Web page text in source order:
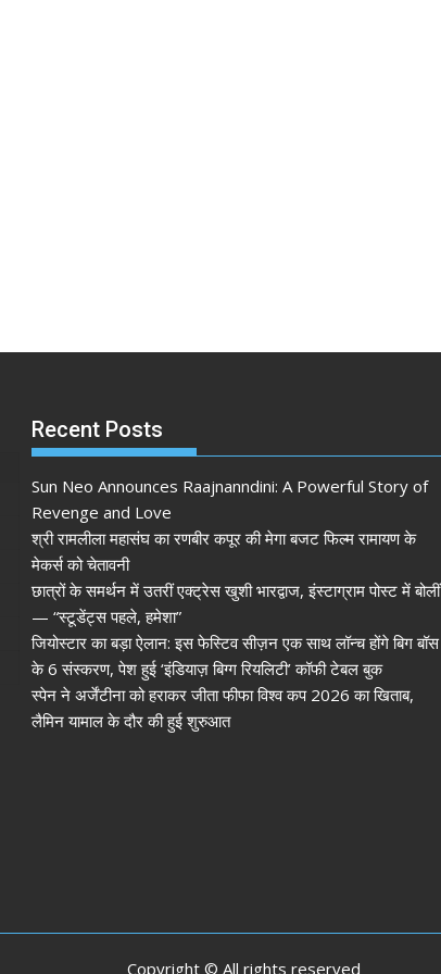
Recent Posts
Sun Neo Announces Raajnanndini: A Powerful Story of
Revenge and Love
श्री रामलीला महासंघ का रणबीर कपूर की मेगा बजट फिल्म रामायण के
मेकर्स को चेतावनी
छात्रों के समर्थन में उतरीं एक्ट्रेस खुशी भारद्वाज, इंस्टाग्राम पोस्ट में बोलीं
— “स्टूडेंट्स पहले, हमेशा”
जियोस्टार का बड़ा ऐलान: इस फेस्टिव सीज़न एक साथ लॉन्च होंगे बिग बॉस
के 6 संस्करण, पेश हुई ‘इंडियाज़ बिग्ग रियलिटी’ कॉफी टेबल बुक
स्पेन ने अर्जेंटीना को हराकर जीता फीफा विश्व कप 2026 का खिताब,
लैमिन यामाल के दौर की हुई शुरुआत
Copyright © All rights reserved